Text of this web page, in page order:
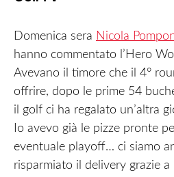
Domenica sera Nicola
hanno commentato l’Hero
Avevano il timore che il 4°
offrire, dopo le prime 54
il golf ci ha regalato un’altra
Io avevo già le pizze pronte
eventuale playoff… ci siamo
risparmiato il delivery grazie a